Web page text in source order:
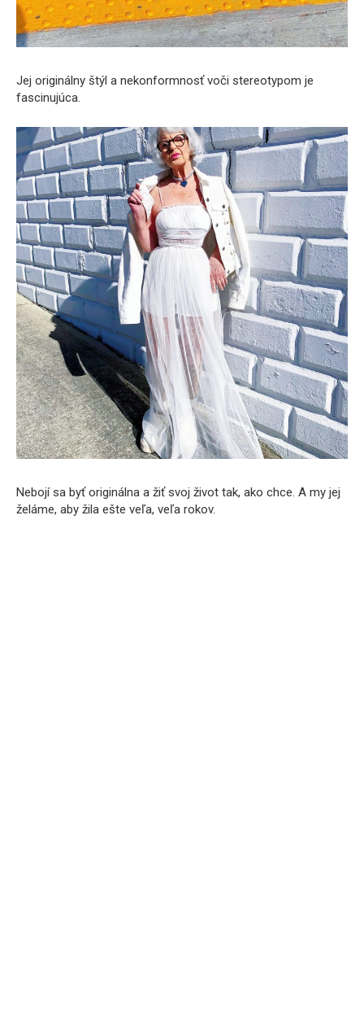
Jej originálny štýl a nekonformnosť voči stereotypom je
fascinujúca.
Nebojí sa byť originálna a žiť svoj život tak, ako chce. A my jej
želáme, aby žila ešte veľa, veľa rokov.